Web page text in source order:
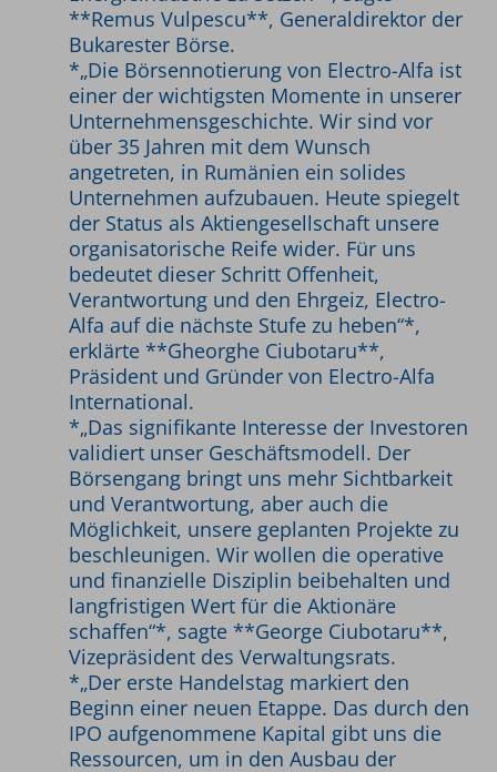
**Remus Vulpescu**, Generaldirektor der
Bukarester Börse.
*„Die Börsennotierung von Electro-Alfa ist
einer der wichtigsten Momente in unserer
Unternehmensgeschichte. Wir sind vor
über 35 Jahren mit dem Wunsch
angetreten, in Rumänien ein solides
Unternehmen aufzubauen. Heute spiegelt
der Status als Aktiengesellschaft unsere
organisatorische Reife wider. Für uns
bedeutet dieser Schritt Offenheit,
Verantwortung und den Ehrgeiz, Electro-
Alfa auf die nächste Stufe zu heben“*,
erklärte **Gheorghe Ciubotaru**,
Präsident und Gründer von Electro-Alfa
International.
*„Das signifikante Interesse der Investoren
validiert unser Geschäftsmodell. Der
Börsengang bringt uns mehr Sichtbarkeit
und Verantwortung, aber auch die
Möglichkeit, unsere geplanten Projekte zu
beschleunigen. Wir wollen die operative
und finanzielle Disziplin beibehalten und
langfristigen Wert für die Aktionäre
schaffen“*, sagte **George Ciubotaru**,
Vizepräsident des Verwaltungsrats.
*„Der erste Handelstag markiert den
Beginn einer neuen Etappe. Das durch den
IPO aufgenommene Kapital gibt uns die
Ressourcen, um in den Ausbau der